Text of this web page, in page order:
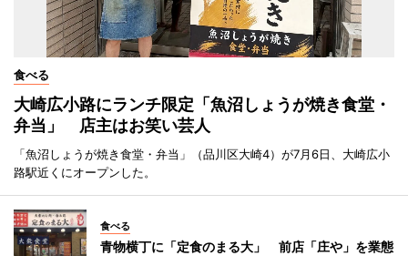
食べる
大崎広小路にランチ限定「魚沼しょうが焼き食堂・
弁当」 店主はお笑い芸人
「魚沼しょうが焼き食堂・弁当」（品川区大崎4）が7月6日、大崎広小
路駅近くにオープンした。
食べる
青物横丁に「定食のまる大」 前店「庄や」を業態